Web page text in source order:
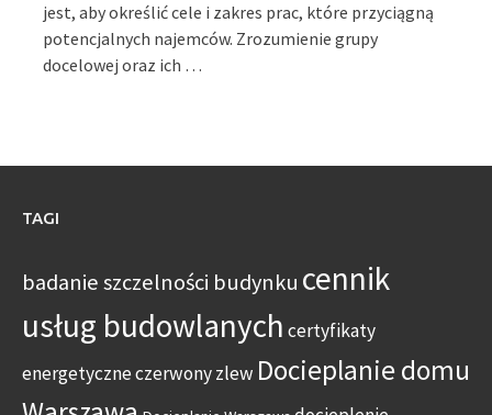
jest, aby określić cele i zakres prac, które przyciągną
potencjalnych najemców. Zrozumienie grupy
docelowej oraz ich …
TAGI
badanie szczelności budynku cennik
usług budowlanych certyfikaty
energetyczneczerwony zlew Docieplanie domu